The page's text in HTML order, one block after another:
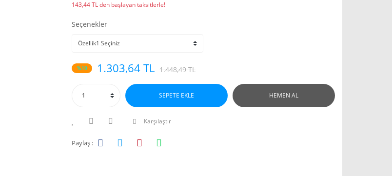
143,44 TL den başlayan taksitlerle!
Seçenekler
%10 1.303,64 TL 1.448,49 TL
SEPETE EKLE HEMEN AL
Karşılaştır
Paylaş :